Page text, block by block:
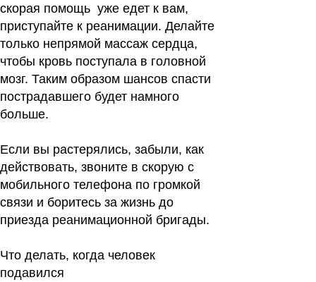
скорая помощь уже едет к вам,
приступайте к реанимации. Делайте
только непрямой массаж сердца,
чтобы кровь поступала в головной
мозг. Таким образом шансов спасти
пострадавшего будет намного
больше.
Если вы растерялись, забыли, как
действовать, звоните в скорую с
мобильного телефона по громкой
связи и боритесь за жизнь до
приезда реанимационной бригады.
Что делать, когда человек
подавился